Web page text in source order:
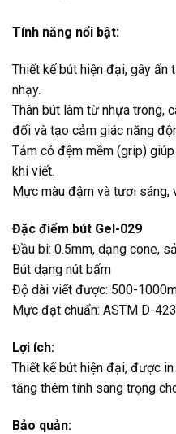
Tính năng nổi bật:
Thiết kế bút hiện đại, gây
nhạy.
Thân bút làm từ nhựa trong,
đối và tạo cảm giác năng
Tảm có đệm mềm (grip)
khi viết.
Mực màu đậm và tươi sáng,
Đặc điểm bút Gel-029
Đầu bi: 0.5mm, dạng cone,
Bút dạng nút bấm
Độ dài viết được: 500-
Mực đạt chuẩn: ASTM D-
Lợi ích:
Thiết kế bút hiện đại, được
tăng thêm tính sang trọng
Bảo quản: